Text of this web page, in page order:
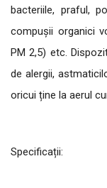
bacteriile, praful,
compușii organici
PM 2,5) etc.
de alergii,
oricui ține la aerul
Specificații: